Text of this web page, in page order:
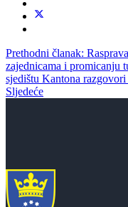
Prethodni članak:
zajednicama i promicanju
sjedištu Kantona
Sljedeće